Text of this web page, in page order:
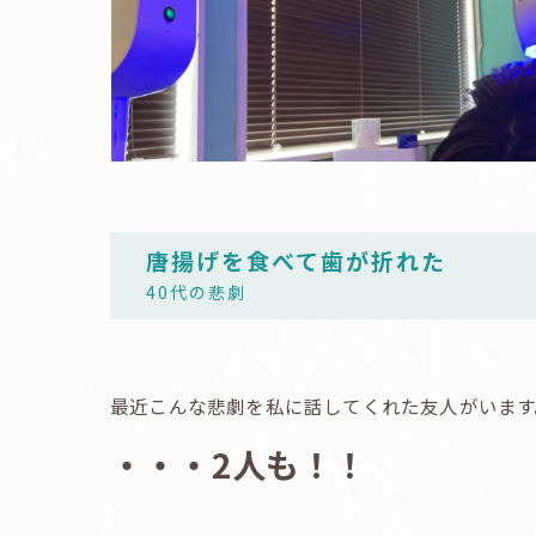
唐揚げを食べて歯が折れた
40代の悲劇
最近こんな悲劇を私に話してくれた友人がいま
・・・2人も！！